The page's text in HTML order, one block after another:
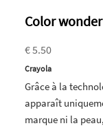
Color
€ 5.50
Crayola
Grâce à la
apparaît
marque ni la